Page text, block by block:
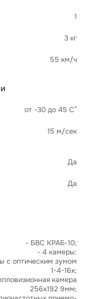
1
3 кг
55 км/ч
от -30 до 45 С°
15 м/сек
Да
Да
- БВС КРАБ-10;
- 4 камеры:
с оптическим зумом
1-4-16х;
камера
256x192 9мм;